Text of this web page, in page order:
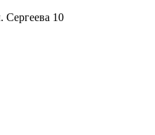
Сергеева 10